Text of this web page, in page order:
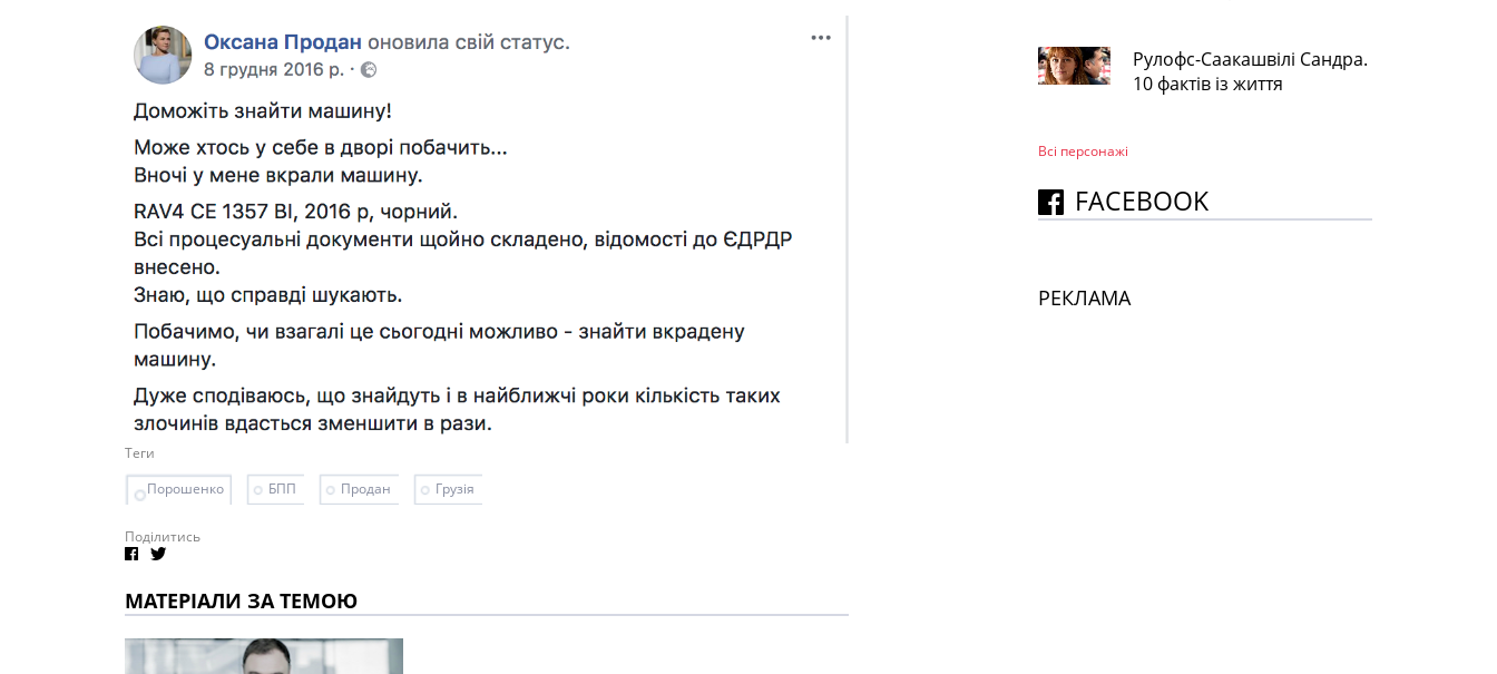
Теги
Порошенко
БПП Продан Грузія
Поділитись
МАТЕРІАЛИ ЗА ТЕМОЮ
Рулофс-Саакашвілі Сандра.
10 фактів із життя
Всі персонажi
FACEBOOK
РЕКЛАМА